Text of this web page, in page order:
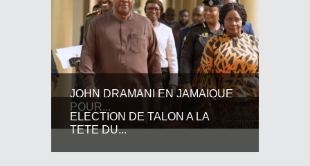
JOHN DRAMANI EN JAMAIQUE
POUR...
ELECTION DE TALON A LA
TETE DU...